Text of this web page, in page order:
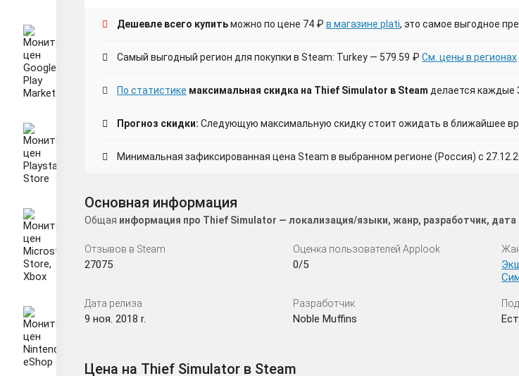
Дешевле всего купитьможно по цене 74 ₽ в магазине plati, это самое выгодное
Самый выгодный регион для покупки в Steam: Turkey — 579.59 ₽ См. цены в регионах
По статистике максимальная скидка на Thief Simulator в Steam делается каждые
Прогноз скидки: Следующую максимальную скидку стоит ожидать в ближайшее
Минимальная зафиксированная цена Steam в выбранном регионе (Россия) с
Основная информация
Общая информация про Thief Simulator — локализация/языки, жанр, разработчик,
Отзывов в Steam
27075
Оценка пользователей Applook
0/5
Дата релиза
9 ноя. 2018 r.
Разработчик
Noble Muffins
Цена на Thief Simulator в Steam